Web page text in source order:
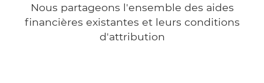
Nous partageons l'ensemble des aides
financières existantes et leurs conditions
d'attribution